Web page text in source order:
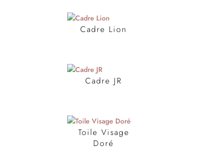
Cadre Lion
Cadre JR
Toile Visage
Doré